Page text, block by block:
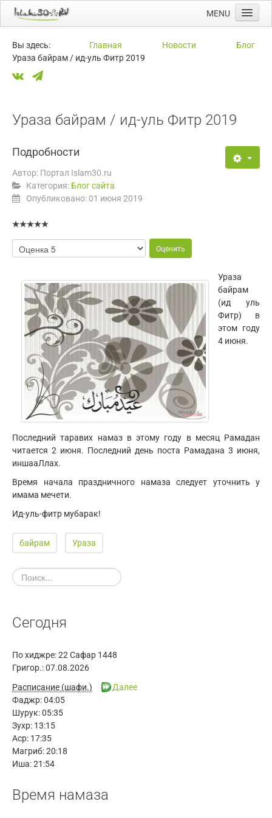
MENU
Новости
Мечети
Ссылки
Вы здесь: Главная Новости
Блог
Ураза байрам / ид-уль Фитр 2019
Ураза байрам / ид-уль Фитр 2019
Подробности
Автор: Портал Islam30.ru
Категория: Блог сайта
Опубликовано: 01 июня 2019
Ураза
байрам
(ид уль
Фитр) в
этом году
4 июня.
Последний таравих намаз в этому году в месяц Рамадан
читается 2 июня. Последний день поста Рамадана 3 июня,
иншааЛлах.
Время начала праздничного намаза следует уточнить у
имама мечети.
Ид-уль-фитр мубарак!
байрам Ураза
Сегодня
По хиджре:22 Сафар 1448
Григор.:07.08.2026
Расписание (шафи.)
Фаджр:04:05
Шурук:05:35
Зухр: 13:15
Аср: 17:35
Магриб:20:18
Иша:21:54
Далее
Время намаза